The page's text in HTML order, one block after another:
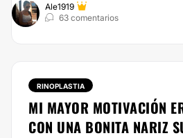
Ale1919
63 comentarios
RINOPLASTIA
MI MAYOR MOTIVACIÓN
CON UNA BONITA NARIZ